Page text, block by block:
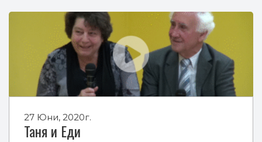
27 Юни, 2020г.
Таня и Еди